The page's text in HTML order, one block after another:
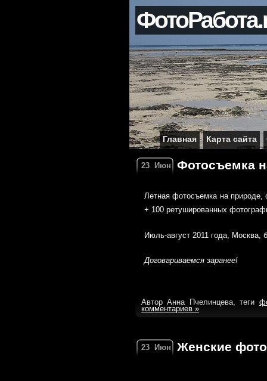
Главная Карта сайта
23 Июн Фотосъемка
Летная фотосъемка на природе,
+ 100 ретушированных
Июль-август 2011 года, Москва,
Договариваемся заранее!
Автор Анна Пчелинцева, теги
комментариев »
23 Июн Женские